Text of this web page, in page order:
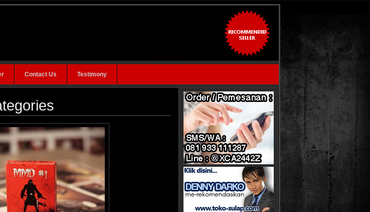
Contact Us Testimony